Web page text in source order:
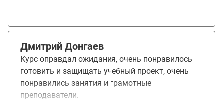
Дмитрий Донгаев
Курс оправдал ожидания, очень понравилось
готовить и защищать учебный проект, очень
понравились занятия и грамотные
преподаватели.